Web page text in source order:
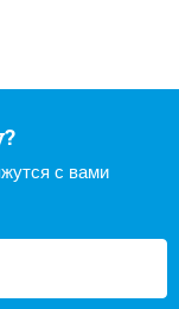
с вами